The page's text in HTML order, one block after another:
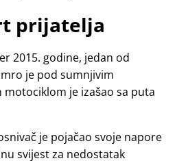
prijatelja
2015. godine, jedan od
je pod sumnjivim
motociklom je izašao sa puta
je pojačao svoje napore
svijest za nedostatak